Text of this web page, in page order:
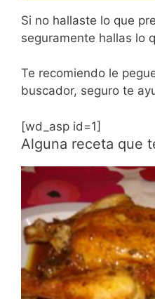
Si no hallaste lo que
seguramente hallas lo
Te recomiendo le
buscador, seguro te
[wd_asp id=1]
Alguna receta que